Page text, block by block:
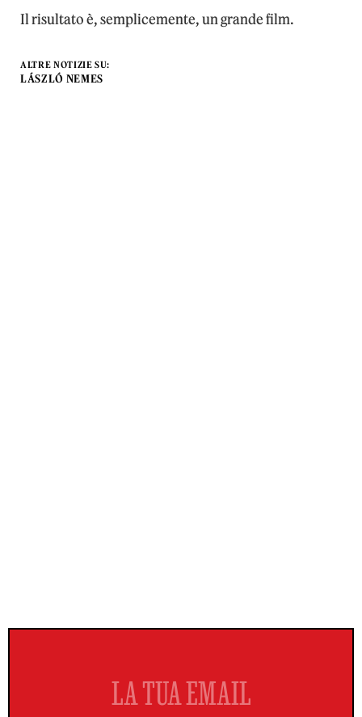
Il risultato è, semplicemente, un grande film.
ALTRE NOTIZIE SU:
LÁSZLÓ NEMES